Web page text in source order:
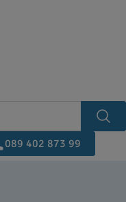
089 402 873 99